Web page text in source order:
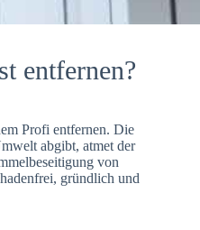
entfernen?
Profi entfernen. Die
abgibt, atmet der
von
gründlich und